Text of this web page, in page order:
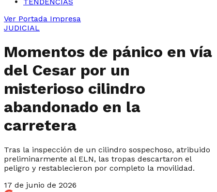
Ver Portada Impresa
JUDICIAL
Momentos de pánico en vía
del Cesar por un
misterioso cilindro
abandonado en la
carretera
Tras la inspección de un cilindro sospechoso, atribuido
preliminarmente al ELN, las tropas descartaron el
peligro y restablecieron por completo la movilidad.
17 de junio de 2026